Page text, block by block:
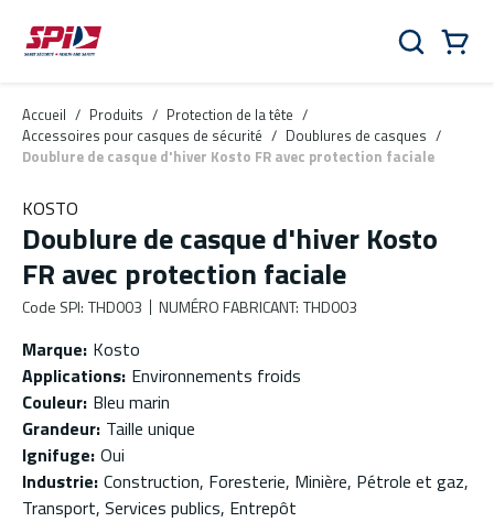
Aller au contenu principal
Skip to menu
Skip to footer
Rechercher
Accueil / Produits / Protection de la tête /
Accessoires pour casques de sécurité / Doublures de casques /
Doublure de casque d'hiver Kosto FR avec protection faciale
KOSTO
Doublure de casque d'hiver Kosto
FR avec protection faciale
Code SPI: THD003 NUMÉRO FABRICANT: THD003
Marque: Kosto
Applications: Environnements froids
Couleur: Bleu marin
Grandeur: Taille unique
Ignifuge: Oui
Industrie: Construction, Foresterie, Minière, Pétrole et gaz,
Transport, Services publics, Entrepôt